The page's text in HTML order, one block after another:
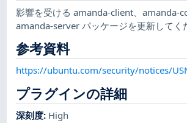
影響を受ける amanda-client、amanda-
amanda-server パッケージを更新してく
参考資料
https://ubuntu.com/security/notices/
プラグインの詳細
深刻度: High